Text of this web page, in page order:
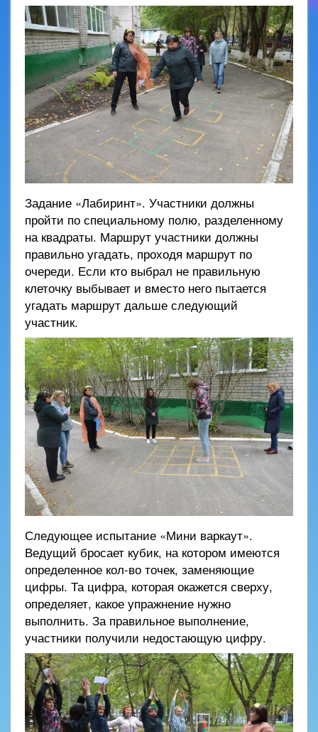
Задание «Лабиринт». Участники должны
пройти по специальному полю, разделенному
на квадраты. Маршрут участники должны
правильно угадать, проходя маршрут по
очереди. Если кто выбрал не правильную
клеточку выбывает и вместо него пытается
угадать маршрут дальше следующий
участник.
Следующее испытание «Мини варкаут».
Ведущий бросает кубик, на котором имеются
определенное кол-во точек, заменяющие
цифры. Та цифра, которая окажется сверху,
определяет, какое упражнение нужно
выполнить. За правильное выполнение,
участники получили недостающую цифру.